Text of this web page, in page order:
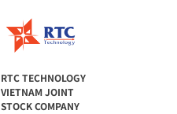
RTC TECHNOLOGY
VIETNAM JOINT
STOCK COMPANY